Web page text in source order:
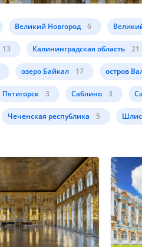
Великий Новгород 6
13 Калининградская область 21
озеро Байкал 17 остров
Пятигорск 3 Саблино 3
Чеченская республика 5